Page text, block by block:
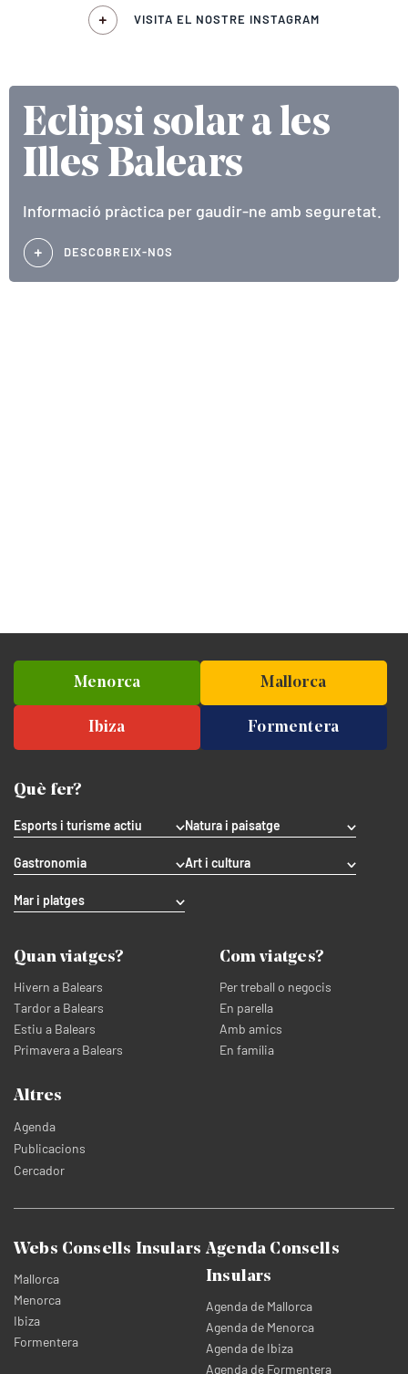
VISITA EL NOSTRE INSTAGRAM
Eclipsi solar a les
Illes Balears
Informació pràctica per gaudir-ne amb seguretat.
DESCOBREIX-NOS
Menorca Mallorca
Ibiza Formentera
Què fer?
Esports i turisme actiu Natura i paisatge
Gastronomia Art i cultura
Mar i platges
Quan viatges?
Hivern a Balears
Tardor a Balears
Estiu a Balears
Primavera a Balears
Com viatges?
Per treball o negocis
En parella
Amb amics
En família
Altres
Agenda
Publicacions
Cercador
Webs Consells Insulars
Mallorca
Menorca
Ibiza
Formentera
Agenda Consells
Insulars
Agenda de Mallorca
Agenda de Menorca
Agenda de Ibiza
Agenda de Formentera